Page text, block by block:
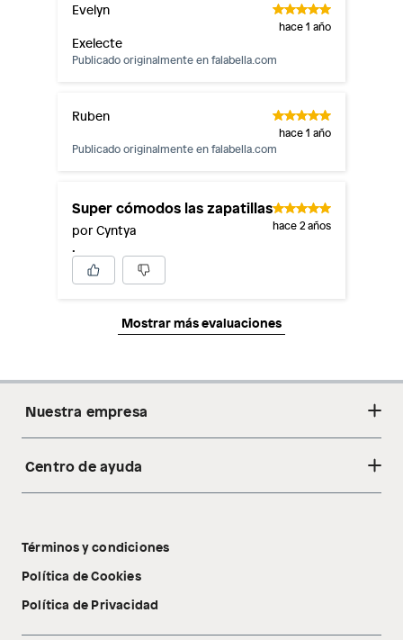
Evelyn
hace 1 año
Exelecte
Publicado originalmente enfalabella.com
Ruben
hace 1 año
Publicado originalmente enfalabella.com
Super cómodos las zapatillas
por Cyntya hace 2 años
.
Mostrar más evaluaciones
Nuestra empresa
Acerca de nosotros
Tecnología Pillow Walk
Centro de ayuda
Libro de reclamaciones
Términos y condiciones
Política de Cookies
Política de Privacidad